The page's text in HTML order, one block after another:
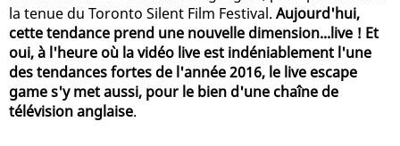
la tenue du Toronto Silent Film Festival. Aujourd'hui,
cette tendance prend une nouvelle dimension...live ! Et
oui, à l'heure où la vidéo live est indéniablement l'une
des tendances fortes de l'année 2016, le live escape
game s'y met aussi, pour le bien d'une chaîne de
télévision anglaise.